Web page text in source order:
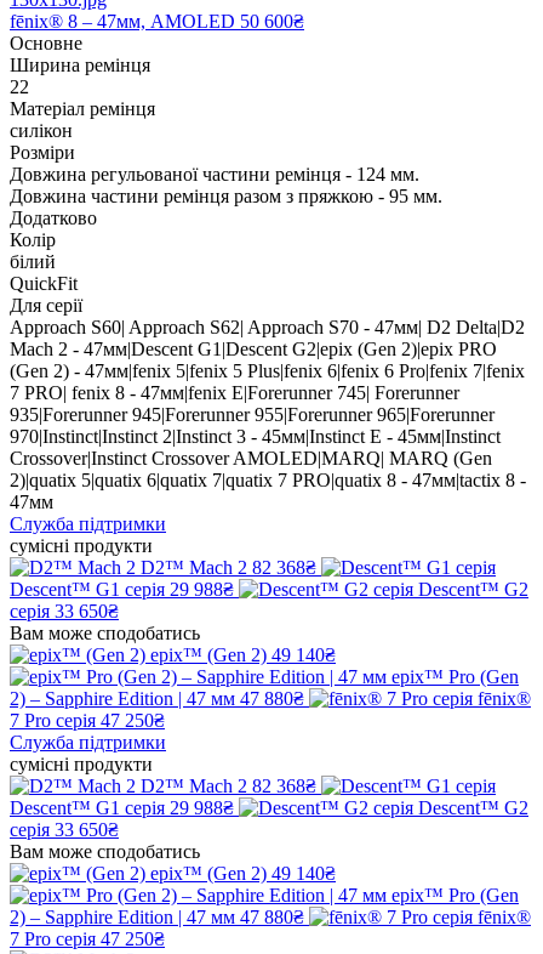
fēnix® 8 – 47мм, AMOLED 50 600₴
Основне
Ширина ремінця
22
Матеріал ремінця
силікон
Розміри
Довжина регульованої частини ремінця - 124 мм.
Довжина частини ремінця разом з пряжкою - 95 мм.
Додатково
Колір
білий
QuickFit
Для серії
Approach S60| Approach S62| Approach S70 - 47мм| D2 Delta|D2
Mach 2 - 47мм|Descent G1|Descent G2|epix (Gen 2)|epix PRO
(Gen 2) - 47мм|fenix 5|fenix 5 Plus|fenix 6|fenix 6 Pro|fenix 7|fenix
7 PRO| fenix 8 - 47мм|fenix E|Forerunner 745| Forerunner
935|Forerunner 945|Forerunner 955|Forerunner 965|Forerunner
970|Instinct|Instinct 2|Instinct 3 - 45мм|Instinct E - 45мм|Instinct
Crossover|Instinct Crossover AMOLED|MARQ| MARQ (Gen
2)|quatix 5|quatix 6|quatix 7|quatix 7 PRO|quatix 8 - 47мм|tactix 8 -
47мм
Служба підтримки
сумісні продукти
D2™ Mach 2 82 368₴
Descent™ G1 серія 29 988₴
Descent™ G2
серія 33 650₴
Вам може сподобатись
epix™ (Gen 2) 49 140₴
epix™ Pro (Gen
2) – Sapphire Edition | 47 мм 47 880₴
fēnix®
7 Pro серія 47 250₴
Служба підтримки
сумісні продукти
D2™ Mach 2 82 368₴
Descent™ G1 серія 29 988₴
Descent™ G2
серія 33 650₴
Вам може сподобатись
epix™ (Gen 2) 49 140₴
epix™ Pro (Gen
2) – Sapphire Edition | 47 мм 47 880₴
fēnix®
7 Pro серія 47 250₴